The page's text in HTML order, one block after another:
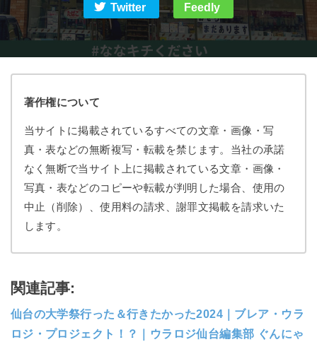
Twitter Feedly
著作権について
当サイトに掲載されているすべての文章・画像・写
真・表などの無断複写・転載を禁じます。当社の承諾
なく無断で当サイト上に掲載されている文章・画像・
写真・表などのコピーや転載が判明した場合、使用の
中止（削除）、使用料の請求、謝罪文掲載を請求いた
します。
関連記事:
仙台の大学祭行った＆行きたかった2024｜ブレア・ウラ
ロジ・プロジェクト！？｜ウラロジ仙台編集部 ぐんにゃ